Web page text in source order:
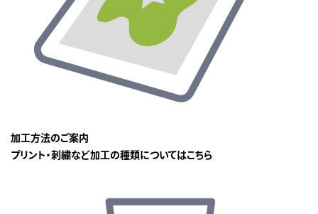
加工方法のご案内
プリント・刺繍など加工の種類についてはこちら